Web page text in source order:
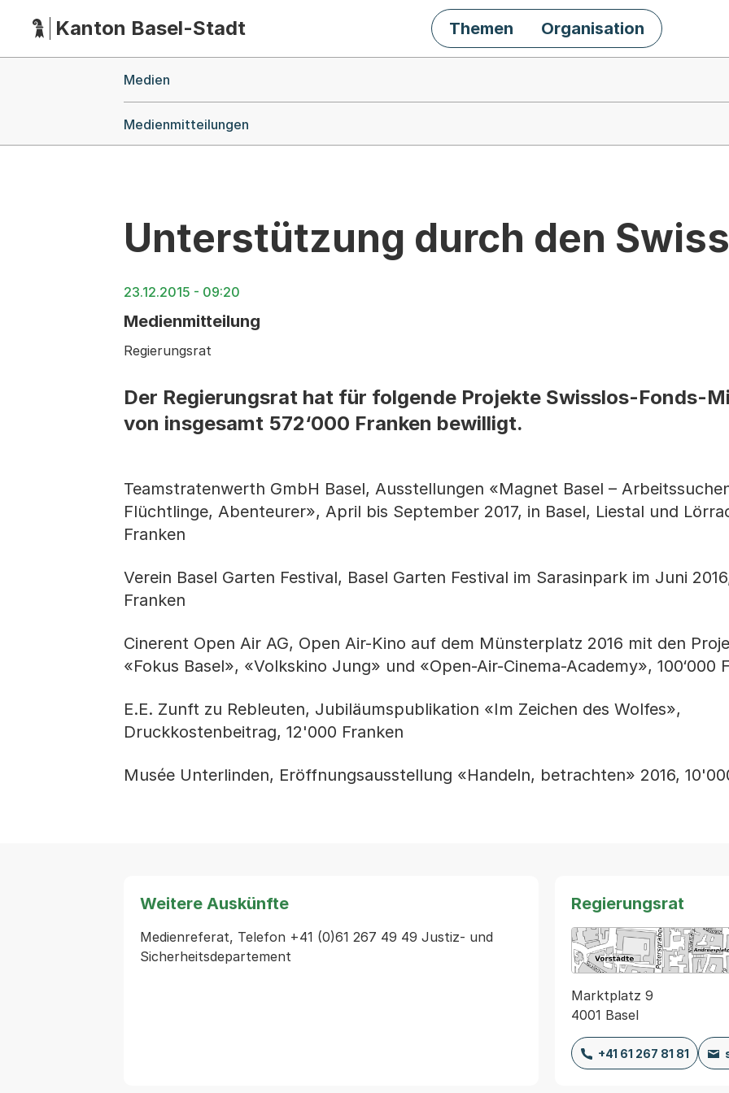
HauptnavigationKanton Basel-Stadt Themen Organisation
Medien
Medienmitteilungen
Unterstützung durch den
23.12.2015 - 09:20
Medienmitteilung
Regierungsrat
Der Regierungsrat hat für folgende Projekte Swisslos-Fonds-
von insgesamt 572‘000 Franken bewilligt.
Teamstratenwerth GmbH Basel, Ausstellungen «Magnet Basel –
Flüchtlinge, Abenteurer», April bis September 2017, in Basel, Liestal und
Franken
Verein Basel Garten Festival, Basel Garten Festival im Sarasinpark im Juni
Franken
Cinerent Open Air AG, Open Air-Kino auf dem Münsterplatz 2016 mit den
«Fokus Basel», «Volkskino Jung» und «Open-Air-Cinema-Academy», 100‘000
E.E. Zunft zu Rebleuten, Jubiläumspublikation «Im Zeichen des Wolfes»,
Druckkostenbeitrag, 12'000 Franken
Musée Unterlinden, Eröffnungsausstellung «Handeln, betrachten» 2016,
Weitere Auskünfte
Medienreferat, Telefon +41 (0)61 267 49 49 Justiz- und
Sicherheitsdepartement
Regierungsrat
Marktplatz 9
4001 Basel
+41 61 267 81 81